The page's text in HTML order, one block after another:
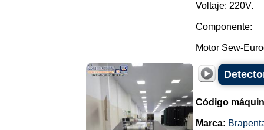
Voltaje: 220V.
Componente:
Motor Sew-
Código
Marca: